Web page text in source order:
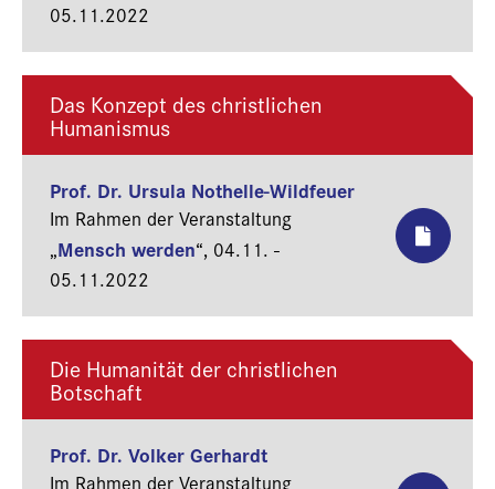
05.11.2022
Das Konzept des christlichen
Humanismus
Prof. Dr. Ursula Nothelle-Wildfeuer
Im Rahmen der Veranstaltung
„Mensch werden“, 04.11. -
05.11.2022
Die Humanität der christlichen
Botschaft
Prof. Dr. Volker Gerhardt
Im Rahmen der Veranstaltung